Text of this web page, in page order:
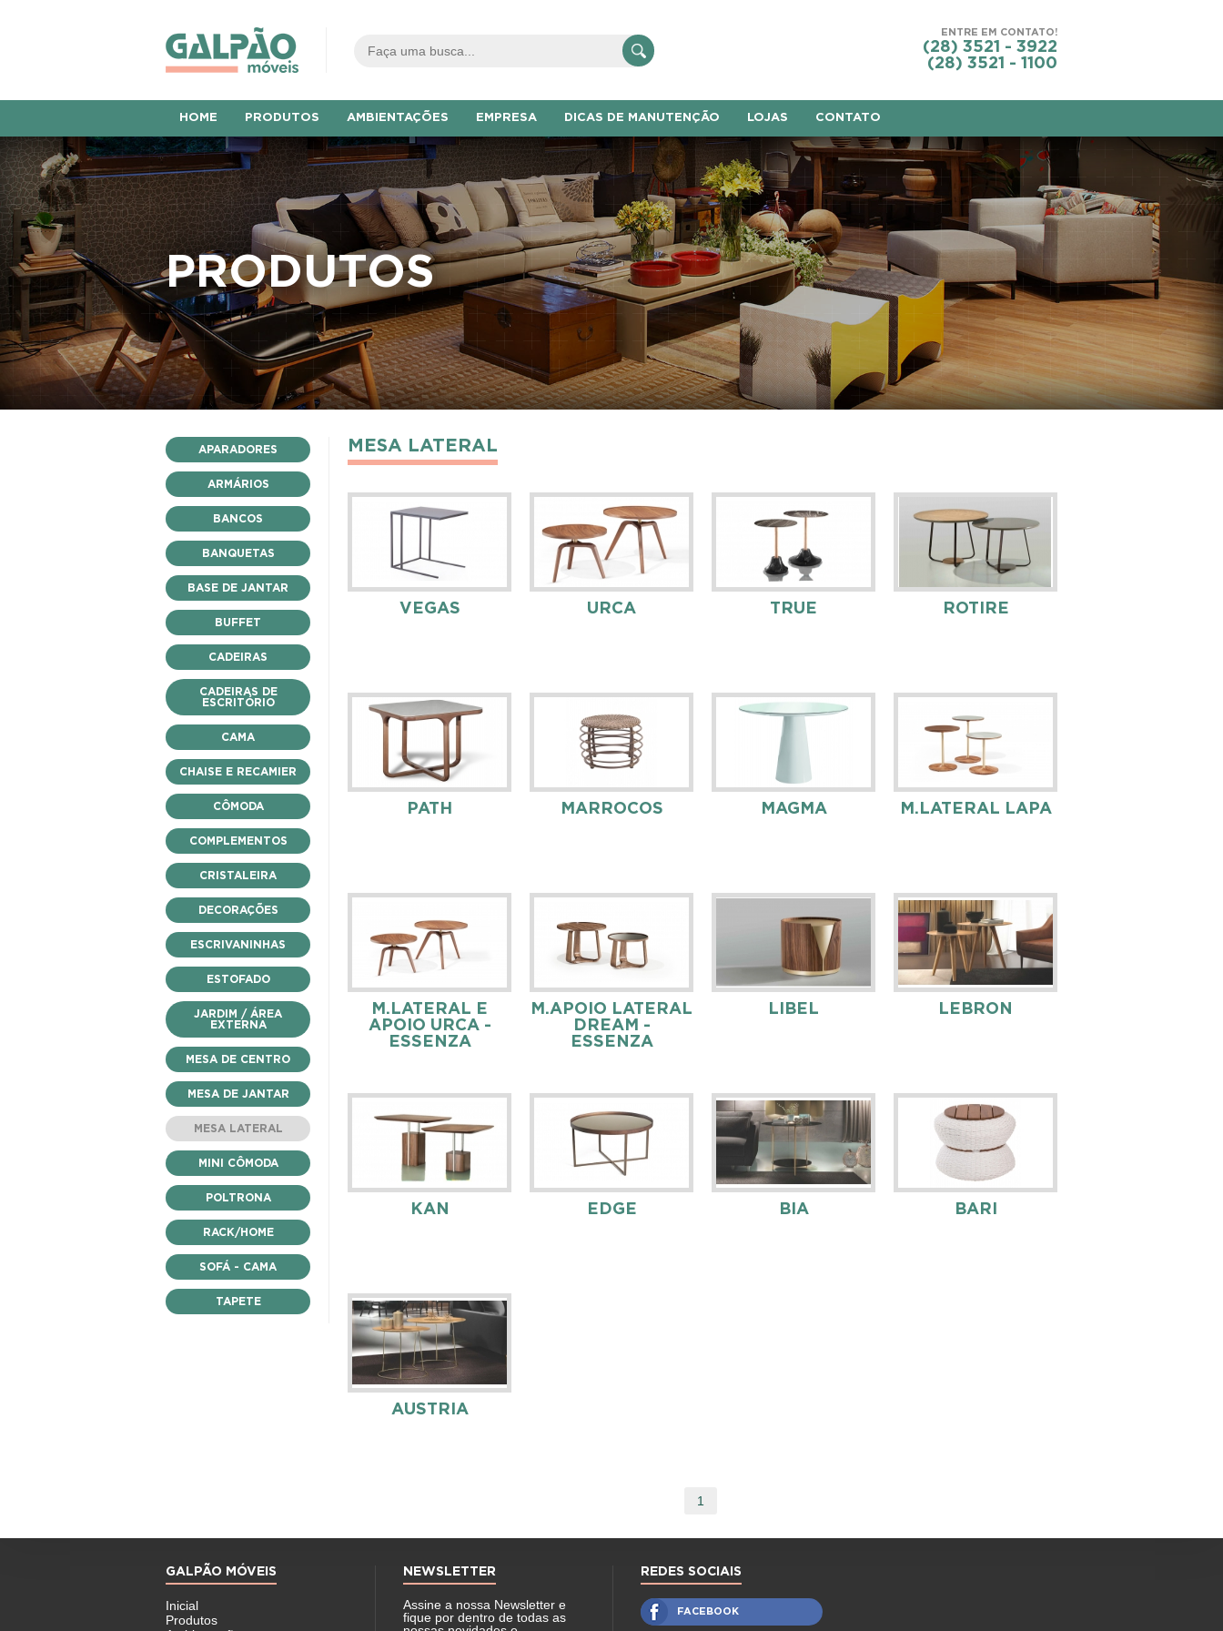
ENTRE EM CONTATO!
(28) 3521 - 3922
(28) 3521 - 1100
HOME PRODUTOS AMBIENTAÇÕES EMPRESA DICAS DE MANUTENÇÃO LOJAS CONTATO
PRODUTOS
APARADORES
ARMÁRIOS
BANCOS
BANQUETAS
BASE DE JANTAR
BUFFET
CADEIRAS
CADEIRAS DE
ESCRITÓRIO
CAMA
CHAISE E RECAMIER
CÔMODA
COMPLEMENTOS
CRISTALEIRA
DECORAÇÕES
ESCRIVANINHAS
ESTOFADO
JARDIM / ÁREA
EXTERNA
MESA DE CENTRO
MESA DE JANTAR
MESA LATERAL
MINI CÔMODA
POLTRONA
RACK/HOME
SOFÁ - CAMA
TAPETE
MESA LATERAL
VEGAS URCA TRUE ROTIRE
PATH MARROCOS MAGMA M.LATERAL LAPA
M.LATERAL E
APOIO URCA -
ESSENZA
M.APOIO LATERAL
DREAM -
ESSENZA
LIBEL LEBRON
KAN EDGE BIA BARI
AUSTRIA
1
GALPÃO MÓVEIS
Inicial
Produtos
NEWSLETTER
Assine a nossa Newsletter e
fique por dentro de todas as
REDES SOCIAIS
FACEBOOK